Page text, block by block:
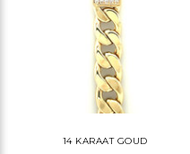
14 KARAAT GOUD